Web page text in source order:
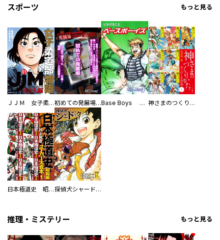
スポーツ もっと見る
ＪＪＭ 女子柔道部物語 社会人編 初めての発展場 【白抜き修正版】 Base Boys 新装版 神さまのつくりかた。スーパー大合本
日本極道史 昭和編 スーパー大合本 探偵犬シャードック（新装版）
推理・ミステリー もっと見る